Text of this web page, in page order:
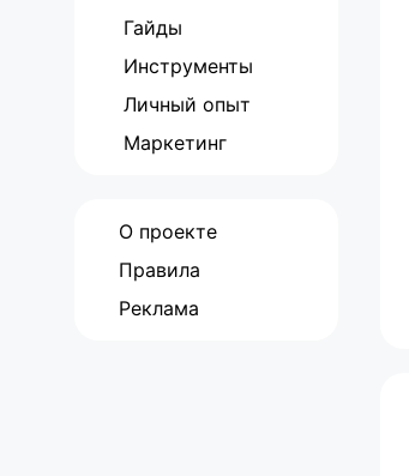
Гайды
Инструменты
Личный опыт
Маркетинг
О проекте
Правила
Реклама